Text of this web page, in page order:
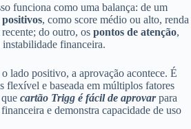
funciona como uma balança: de um
, como score médio ou alto, renda
do outro, os pontos de atenção,
financeira.
lado positivo, a aprovação acontece. É
flexível e baseada em múltiplos fatores
cartão Trigg é fácil de aprovarpara
e demonstra capacidade de uso